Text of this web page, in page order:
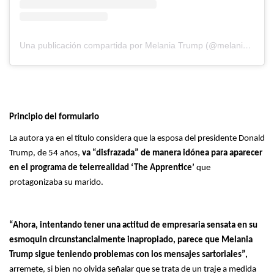
Una publicación compartida por Melania Trump (@melaniatrump)
Principio del formulario
La autora ya en el título considera que la esposa del presidente Donald
Trump, de 54 años, va “disfrazada” de manera idónea para aparecer
en el programa de telerrealidad ‘The Apprentice’ que
protagonizaba su marido.
“Ahora, intentando tener una actitud de empresaria sensata en su
esmoquin circunstancialmente inapropiado, parece que Melania
Trump sigue teniendo problemas con los mensajes sartoriales”,
arremete, si bien no olvida señalar que se trata de un traje a medida